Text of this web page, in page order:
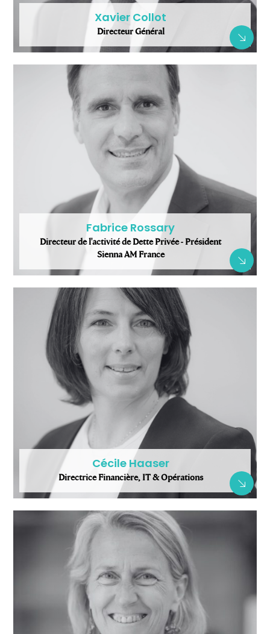
Xavier Collot
Directeur Général
Fabrice Rossary
Directeur de l'activité de Dette Privée - Président
Sienna AM France
Cécile Haaser
Directrice Financière, IT & Opérations